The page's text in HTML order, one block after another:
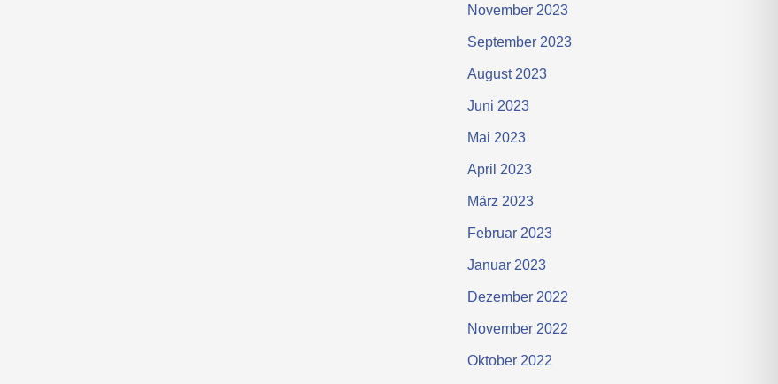
November 2023
September 2023
August 2023
Juni 2023
Mai 2023
April 2023
März 2023
Februar 2023
Januar 2023
Dezember 2022
November 2022
Oktober 2022